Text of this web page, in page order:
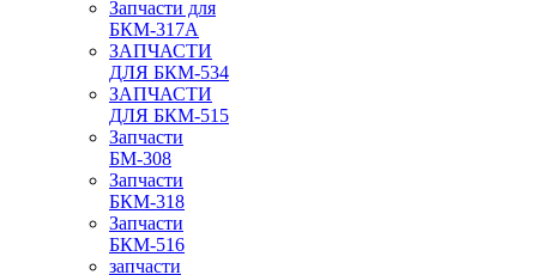
Запчасти для
БКМ-317А
ЗАПЧАСТИ
ДЛЯ БКМ-534
ЗАПЧАСТИ
ДЛЯ БКМ-515
Запчасти
БМ-308
Запчасти
БКМ-318
Запчасти
БКМ-516
запчасти